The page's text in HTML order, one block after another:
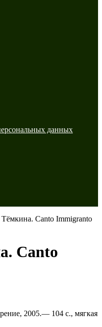
данных
Canto Immigranto
Canto
2005.— 104 с., мягкая